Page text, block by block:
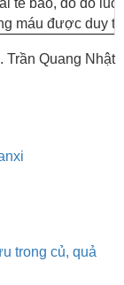
tế bào, do đó
máu được duy
Trần Quang Nhật
trong củ, quả